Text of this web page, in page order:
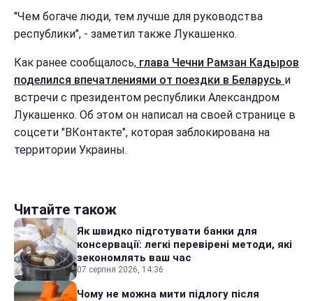
"Чем богаче люди, тем лучше для руководства
республики", - заметил также Лукашенко.
Как ранее сообщалось, глава Чечни Рамзан Кадыров
поделился впечатлениями от поездки в Беларусь и
встречи с президентом республики Александром
Лукашенко. Об этом он написал на своей странице в
соцсети "ВКонтакте", которая заблокирована на
территории Украины.
Читайте також
Як швидко підготувати банки для
консервації: легкі перевірені методи, які
зекономлять ваш час
07 серпня 2026, 14:36
Чому не можна мити підлогу після